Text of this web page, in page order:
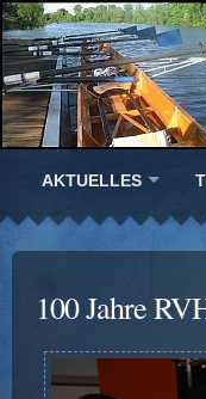
AKTUELLES
100 Jahre